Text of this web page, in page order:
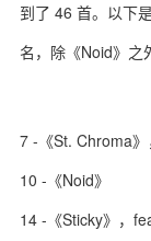
到了 46 首。以下
名，除《Noid》之
7 -《St. Chroma
10 -《Noid》
14 -《Sticky》，